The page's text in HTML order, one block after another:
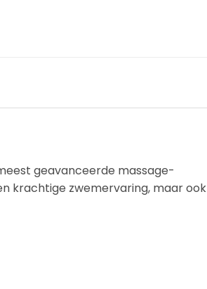
geavanceerde massage-
krachtige zwemervaring, maar ook